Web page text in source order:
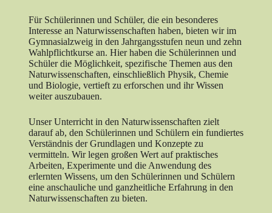
Für Schülerinnen und Schüler, die ein besonderes
Interesse an Naturwissenschaften haben, bieten wir im
Gymnasialzweig in den Jahrgangsstufen neun und zehn
Wahlpflichtkurse an. Hier haben die Schülerinnen und
Schüler die Möglichkeit, spezifische Themen aus den
Naturwissenschaften, einschließlich Physik, Chemie
und Biologie, vertieft zu erforschen und ihr Wissen
weiter auszubauen.
Unser Unterricht in den Naturwissenschaften zielt
darauf ab, den Schülerinnen und Schülern ein fundiertes
Verständnis der Grundlagen und Konzepte zu
vermitteln. Wir legen großen Wert auf praktisches
Arbeiten, Experimente und die Anwendung des
erlernten Wissens, um den Schülerinnen und Schülern
eine anschauliche und ganzheitliche Erfahrung in den
Naturwissenschaften zu bieten.